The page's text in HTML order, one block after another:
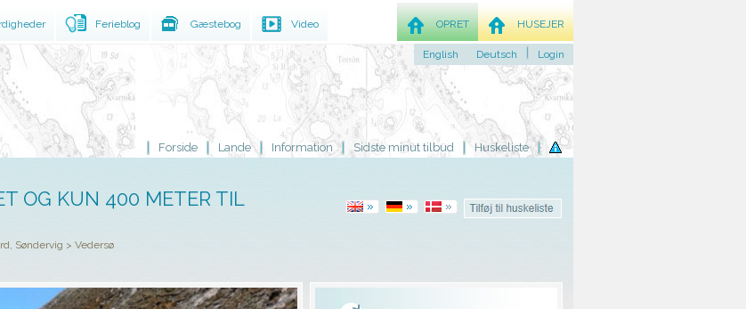
Forside Lande Information Sidste minut tilbud Huskeliste
OG KUN 400 METER TIL
Søndervig > Vedersø
Ferieblog Gæstebog Video HUSEJER
OPRET
English Deutsch Login